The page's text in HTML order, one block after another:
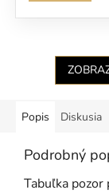
Popis Diskusia
Podrobný
Tabuľka pozor